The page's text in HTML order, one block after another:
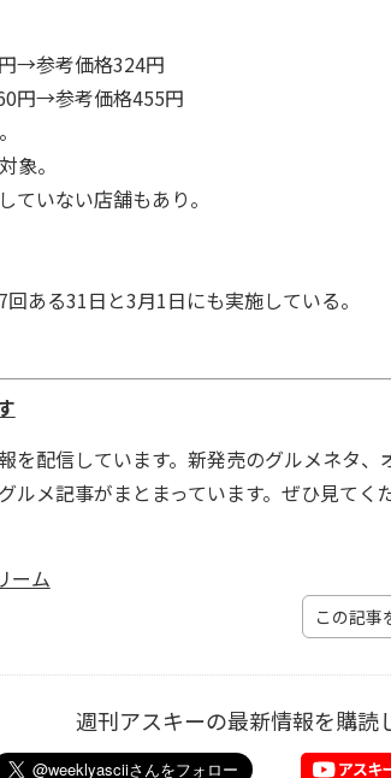
→参考価格324円
円→参考価格455円
。
いない店舗もあり。
ある31日と3月1日にも実施している。
を配信しています。新発売のグルメネタ
ルメ記事がまとまっています。ぜひ見てく
ーム
この記事
週刊アスキーの最新情報を購読